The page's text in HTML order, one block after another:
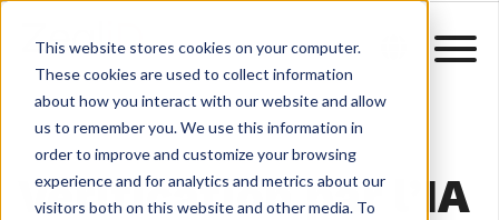
This website stores cookies on your computer.
These cookies are used to collect information
about how you interact with our website and allow
us to remember you. We use this information in
order to improve and customize your browsing
experience and for analytics and metrics about our
visitors both on this website and other media. To
Vérification par l’IA